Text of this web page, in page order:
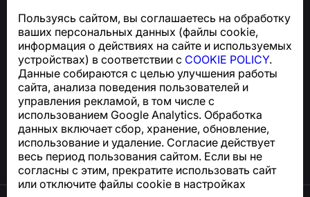
Пользуясь сайтом, вы соглашаетесь на обработку
ваших персональных данных (файлы cookie,
информация о действиях на сайте и используемых
устройствах) в соответствии с COOKIE POLICY.
Данные собираются с целью улучшения работы
сайта, анализа поведения пользователей и
управления рекламой, в том числе с
использованием Google Analytics. Обработка
данных включает сбор, хранение, обновление,
использование и удаление. Согласие действует
весь период пользования сайтом. Если вы не
согласны с этим, прекратите использовать сайт
или отключите файлы cookie в настройках
Для запросов по соблюдению GDPR:
support@numbuster.com
Центр поддержки
Новости и статьи
О проекте
Контакты